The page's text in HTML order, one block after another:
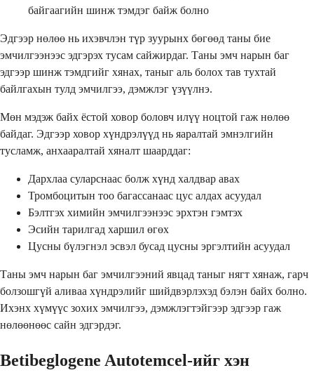
байгаагийн шинж тэмдэг байж болно
Эдгээр нөлөө нь ихэвчлэн түр зуурынх бөгөөд таны бие
эмчилгээнээс эдгэрэх тусам сайжирдаг. Таны эмч нарын баг
эдгээр шинж тэмдгийг хянах, таныг аль болох тав тухтай
байлгахын тулд эмчилгээ, дэмжлэг үзүүлнэ.
Мөн мэдэж байх ёстой ховор боловч илүү ноцтой гаж нөлөө
байдаг. Эдгээр ховор хүндрэлүүд нь яаралтай эмнэлгийн
тусламж, анхааралтай хяналт шаарддаг:
Дархлаа суларснаас болж хүнд халдвар авах
Тромбоцитын тоо багассанаас цус алдах асуудал
Бэлтгэх химийн эмчилгээнээс эрхтэн гэмтэх
Эсийн тарилгад харшил өгөх
Цусны бүлэгнэл эсвэл бусад цусны эргэлтийн асуудал
Таны эмч нарын баг эмчилгээний явцад таныг нягт хянаж, гарч
болзошгүй аливаа хүндрэлийг шийдвэрлэхэд бэлэн байх болно.
Ихэнх хүмүүс зохих эмчилгээ, дэмжлэгтэйгээр эдгээр гаж
нөлөөнөөс сайн эдгэрдэг.
Betibeglogene Autotemcel-ийг хэн